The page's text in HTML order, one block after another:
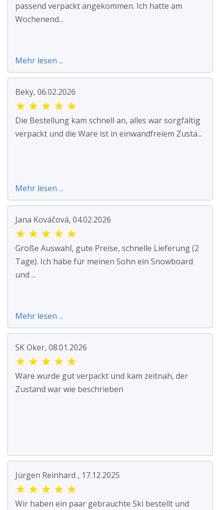
passend verpackt angekommen. Ich hatte am
Wochenend...
Mehr lesen ...
Beky, 06.02.2026
★ ★ ★ ★ ★
Die Bestellung kam schnell an, alles war sorgfältig
verpackt und die Ware ist in einwandfreiem Zusta...
Mehr lesen ...
Jana Kováčová, 04.02.2026
★ ★ ★ ★ ★
Große Auswahl, gute Preise, schnelle Lieferung (2
Tage). Ich habe für meinen Sohn ein Snowboard
und ...
Mehr lesen ...
SK Oker, 08.01.2026
★ ★ ★ ★ ★
Ware wurde gut verpackt und kam zeitnah, der
Zustand war wie beschrieben
Jürgen Reinhard , 17.12.2025
★ ★ ★ ★ ★
Wir haben ein paar gebrauchte Ski bestellt und